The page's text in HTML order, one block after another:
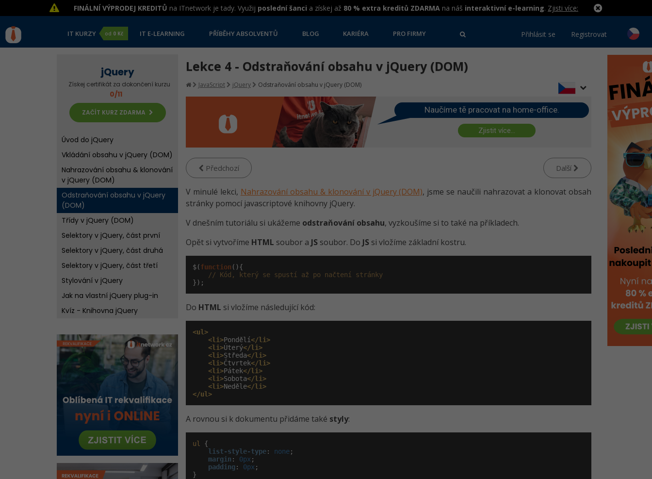
FINÁLNÍ VÝPRODEJ KREDITŮ na ITnetwork je tady. Využij poslední šanci a získej až 80 % extra kreditů ZDARMA na náš interaktivní e-learning. Zjisti více:
IT KURZY od 0 Kč IT E-LEARNING PŘÍBĚHY ABSOLVENTŮ BLOG KARIÉRA PRO FIRMY Přihlásit se Registrovat
jQuery
Získej certifikát za dokončení kurzu
0/11
ZAČÍT KURZ ZDARMA
Úvod do jQuery
Vkládání obsahu v jQuery (DOM)
Nahrazování obsahu & klonování
v jQuery (DOM)
Odstraňování obsahu v jQuery
(DOM)
Třídy v jQuery (DOM)
Selektory v jQuery, část první
Selektory v jQuery, část druhá
Selektory v jQuery, část třetí
Stylování v jQuery
Jak na vlastní jQuery plug-in
Kvíz - Knihovna jQuery
Lekce 4 - Odstraňování obsahu v jQuery (DOM)
JavaScript jQuery Odstraňování obsahu v jQuery (DOM)
Naučíme tě pracovat na home-office.
Zjistit více...
Předchozí Další
V minulé lekci, Nahrazování obsahu & klonování v jQuery (DOM), jsme se naučili nahrazovat a klonovat obsah
stránky pomocí javascriptové knihovny jQuery.
V dnešním tutoriálu si ukážeme odstraňování obsahu, vyzkoušíme si to také na příkladech.
Opět si vytvoříme HTML soubor a JS soubor. Do JS si vložíme základní kostru.
$(function (){
// Kód, který se spustí až po načtení stránky
});
Do HTML si vložíme následující kód:
<ul>
<li>Pondělí</li>
<li>Úterý</li>
<li>Středa</li>
<li>Čtvrtek</li>
<li>Pátek</li>
<li>Sobota</li>
<li>Neděle</li>
</ul>
A rovnou si k dokumentu přidáme také styly:
ul
{
list-style-type: none;
margin : 0px ;
padding: 0px ;
}